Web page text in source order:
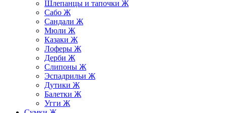
Шлепанцы и тапочки Ж
Сабо Ж
Сандали Ж
Мюли Ж
Казаки Ж
Лоферы Ж
Дерби Ж
Слипоны Ж
Эспадрильи Ж
Дутики Ж
Балетки Ж
Угги Ж